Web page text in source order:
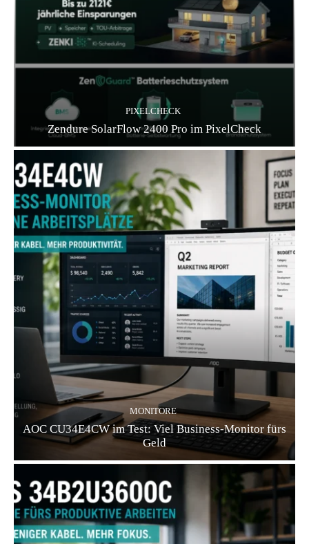
PIXELCHECK
Zendure SolarFlow 2400 Pro im PixelCheck
MONITORE
AOC CU34E4CW im Test: Viel Business-Monitor fürs
Geld